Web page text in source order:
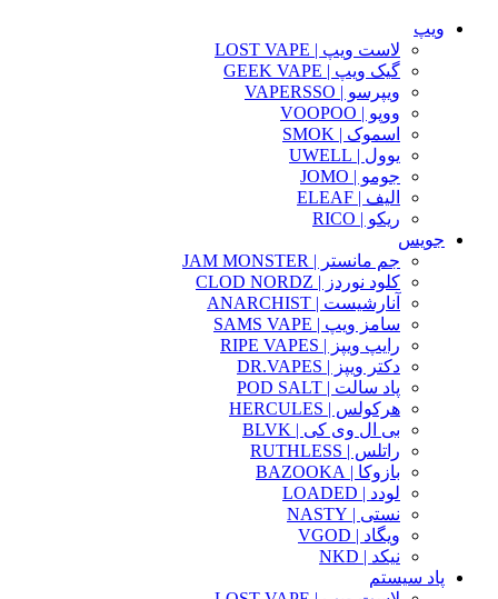
ویپ
لاست ویپ | LOST VAPE
گیک ویپ | GEEK VAPE
ویپرسو | VAPERSSO
ووپو | VOOPOO
اسموک | SMOK
یوول | UWELL
جومو | JOMO
الیف | ELEAF
ریکو | RICO
جویس
جم مانستر | JAM MONSTER
کلود نوردز | CLOD NORDZ
آنارشیست | ANARCHIST
سامز ویپ | SAMS VAPE
رایپ ویپز | RIPE VAPES
دکتر ویپز | DR.VAPES
پاد سالت | POD SALT
هرکولس | HERCULES
بی ال وی کی | BLVK
راتلس | RUTHLESS
بازوکا | BAZOOKA
لودد | LOADED
نستی | NASTY
ویگاد | VGOD
نیکد | NKD
پاد سیستم